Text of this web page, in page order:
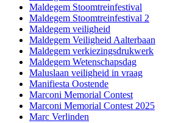
Maldegem Stoomtreinfestival
Maldegem Stoomtreinfestival 2
Maldegem veiligheid
Maldegem Veiligheid Aalterbaan
Maldegem verkiezingsdrukwerk
Maldegem Wetenschapsdag
Maluslaan veiligheid in vraag
Manifiesta Oostende
Marconi Memorial Contest
Marconi Memorial Contest 2025
Marc Verlinden